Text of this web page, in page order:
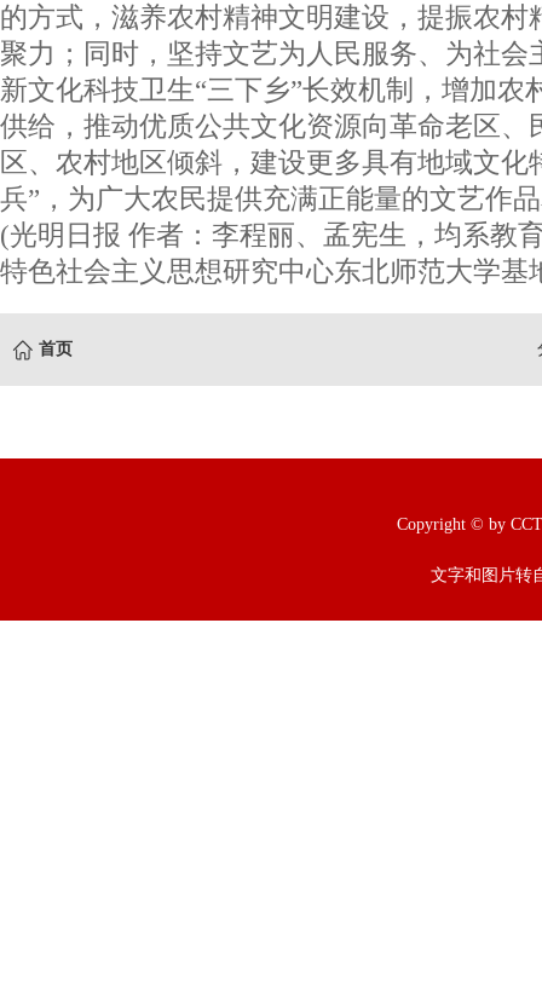
的方式，滋养农村精神文明建设，提振农村
聚力；同时，坚持文艺为人民服务、为社会
新文化科技卫生“三下乡”长效机制，增加农
供给，推动优质公共文化资源向革命老区、
区、农村地区倾斜，建设更多具有地域文化
兵”，为广大农民提供充满正能量的文艺
(光明日报 作者：李程丽、孟宪生，均系教
特色社会主义思想研究中心东北师范大学基
首页
Copyright © by
文字和图片转